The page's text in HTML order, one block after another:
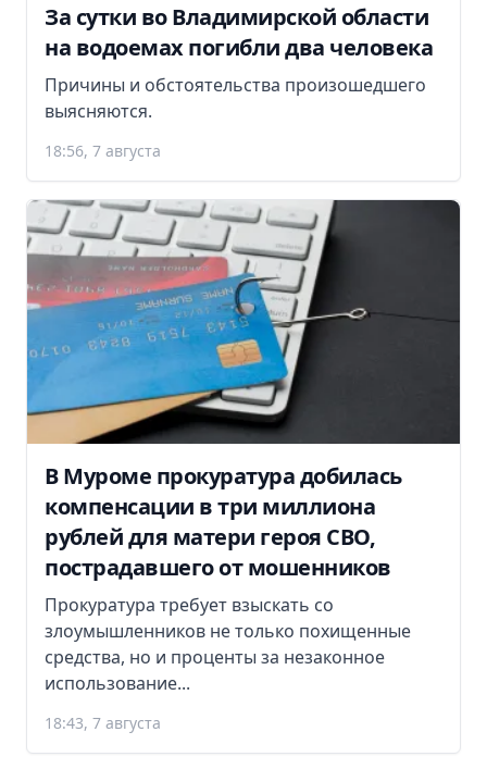
За сутки во Владимирской области
на водоемах погибли два человека
Причины и обстоятельства произошедшего
выясняются.
18:56, 7 августа
В Муроме прокуратура добилась
компенсации в три миллиона
рублей для матери героя СВО,
пострадавшего от мошенников
Прокуратура требует взыскать со
злоумышленников не только похищенные
средства, но и проценты за незаконное
использование...
18:43, 7 августа